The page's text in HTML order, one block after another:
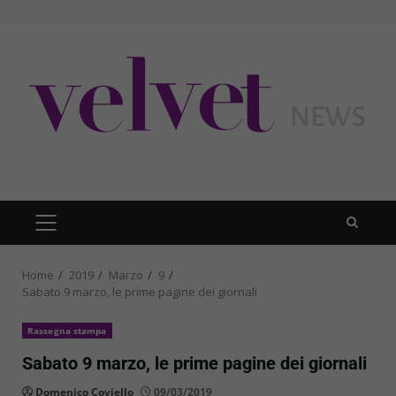
PRIMARY
MENU
Home 2019 Marzo
9
Sabato 9 marzo, le prime pagine dei giornali
Rassegna stampa
Sabato 9 marzo, le prime pagine dei giornali
Domenico Coviello 09/03/2019